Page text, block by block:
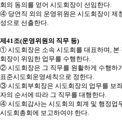
회의 동의를 얻어 시도회장이 선임한다.
④ 당연직 외의 운영위원은 시도회장이 제
성으로 선출한다.
제 41조(운영위원의 직무 등)
① 시도회장은 소속 시도회를 대표하며, 본
회장이 위임한 업무를 수행한다.
② 시도회장은 그 직무를 원활하게 수행하
표준시도회운영세칙으로 정한다.
③ 시도회부회장은 시도회장의 업무를 보
자의 순서에 따라 그 직무를 대행한다.
④ 시도회감사는 시도회의 회계 및 행정업
시도회총회에 보고하여야 한다.